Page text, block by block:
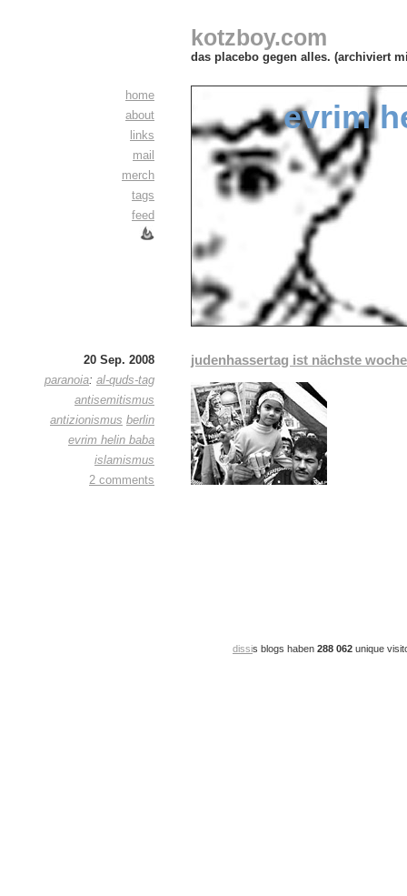
kotzboy.com
das placebo gegen alles. (archiviert
home
about
links
mail
merch
tags
feed
evrim
20 Sep. 2008
paranoia: al-quds-tag
antisemitismus
antizionismus berlin
evrim helin baba
islamismus
2 comments
judenhassertag ist nächste woche
dissis blogs haben 288 062 unique